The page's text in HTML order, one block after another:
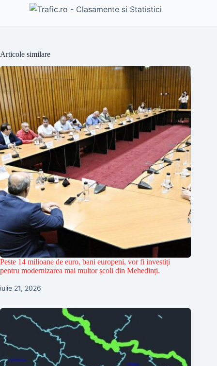
Articole similare
Peste 14 milioane de euro, bani europeni, vor fi investiți
pentru modernizarea mai multor școli din Mehedinți.
iulie 21, 2026